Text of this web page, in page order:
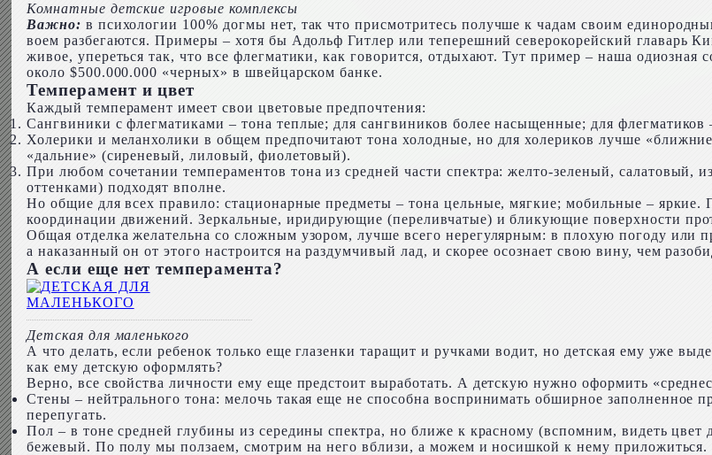
Комнатные детские игровые комплексы
Важно: в психологии 100% догмы нет, так что присмотритесь получше к чадам своим
воем разбегаются. Примеры – хотя бы Адольф Гитлер или теперешний северокорейский главарь
живое, упереться так, что все флегматики, как говорится, отдыхают. Тут пример – наша
около $500.000.000 «черных» в швейцарском банке.
Темперамент и цвет
Каждый темперамент имеет свои цветовые предпочтения:
Сангвиники с флегматиками – тона теплые; для сангвиников более насыщенные; для флегматиков
Холерики и меланхолики в общем предпочитают тона холодные, но для холериков лучше
«дальние» (сиреневый, лиловый, фиолетовый).
При любом сочетании темпераментов тона из средней части спектра: желто-зеленый, салатовый,
оттенками) подходят вполне.
Но общие для всех правило: стационарные предметы – тона цельные, мягкие; мобильные – яркие.
координации движений. Зеркальные, иридирующие (переливчатые) и бликующие поверхности
Общая отделка желательна со сложным узором, лучше всего нерегулярным: в плохую погоду или
а наказанный он от этого настроится на раздумчивый лад, и скорее осознает свою вину, чем
А если еще нет темперамента?
Детская для маленького
А что делать, если ребенок только еще глазенки таращит и ручками водит, но детская ему уже
как ему детскую оформлять?
Верно, все свойства личности ему еще предстоит выработать. А детскую нужно оформить
Стены – нейтрального тона: мелочь такая еще не способна воспринимать обширное заполненное
перепугать.
Пол – в тоне средней глубины из середины спектра, но ближе к красному (вспомним, видеть
бежевый. По полу мы ползаем, смотрим на него вблизи, а можем и носишкой к нему приложиться.